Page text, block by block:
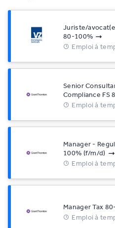
Juriste/
80-100%
Emploi à
Senior
Compliance FS
Emploi à
Manager -
100% (f/m/d)
Emploi à
Manager Tax
Emploi à